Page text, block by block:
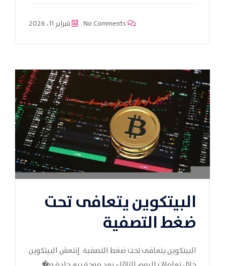
فبراير 11، 2026
البيتكوين يتعافى تحت
ضغط التصفية
البيتكوين يتعافى تحت ضغط التصفية إنتعش البيتكوين